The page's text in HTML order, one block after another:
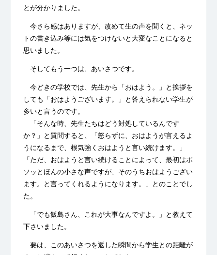
とが分かりました。
今さら感はありますが、改めて生の声を聞くと、ネッ
トの書き込み等には気をつけないと大変なことになると
思いました。
そしてもう一つは、あいさつです。
今どきの学校では、先生から「おはよう。」と挨拶を
しても「おはようございます。」と答えられない学生が
多いと言うのです。
「そんな時、先生たちはどう対処しているんです
か？」と質問すると、「怒らずに、おはようが言えるよ
うになるまで、根気強くおはようと言い続けます。」
「ただ、おはようと言い続けることによって、最初はボ
ソッとほんの小さな声ですが、そのうちおはようござい
ます。と言ってくれるようになります。」とのことでし
た。
「でも飯島さん、これが大事なんですよ。」と教えて
下さいました。
要は、このあいさつを返した瞬間から学生との距離が